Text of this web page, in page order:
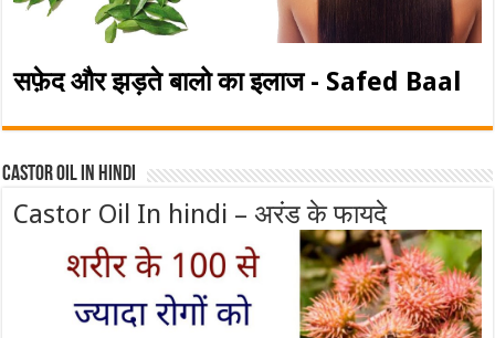
सफ़ेद और झड़ते बालो का इलाज - Safed Baal
Castor Oil In Hindi
Castor Oil In hindi – अरंड के फायदे